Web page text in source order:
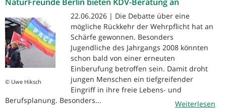
© Uwe Hiksch
22.06.2026 | Die Debatte über eine
mögliche Rückkehr der Wehrpflicht hat an
Schärfe gewonnen. Besonders
Jugendliche des Jahrgangs 2008 könnten
schon bald von einer erneuten
Einberufung betroffen sein. Damit droht
jungen Menschen ein tiefgreifender
Eingriff in ihre freie Lebens- und
Berufsplanung. Besonders...
Weiterlesen